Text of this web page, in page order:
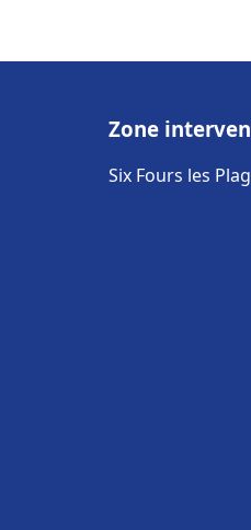
Zone
Six Fours les